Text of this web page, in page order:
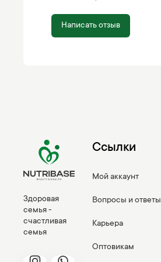
Написать отзыв
Здоровая
семья -
счастливая
семья
Ссылки
Мой аккаунт
Вопросы и ответы
Карьера
Оптовикам